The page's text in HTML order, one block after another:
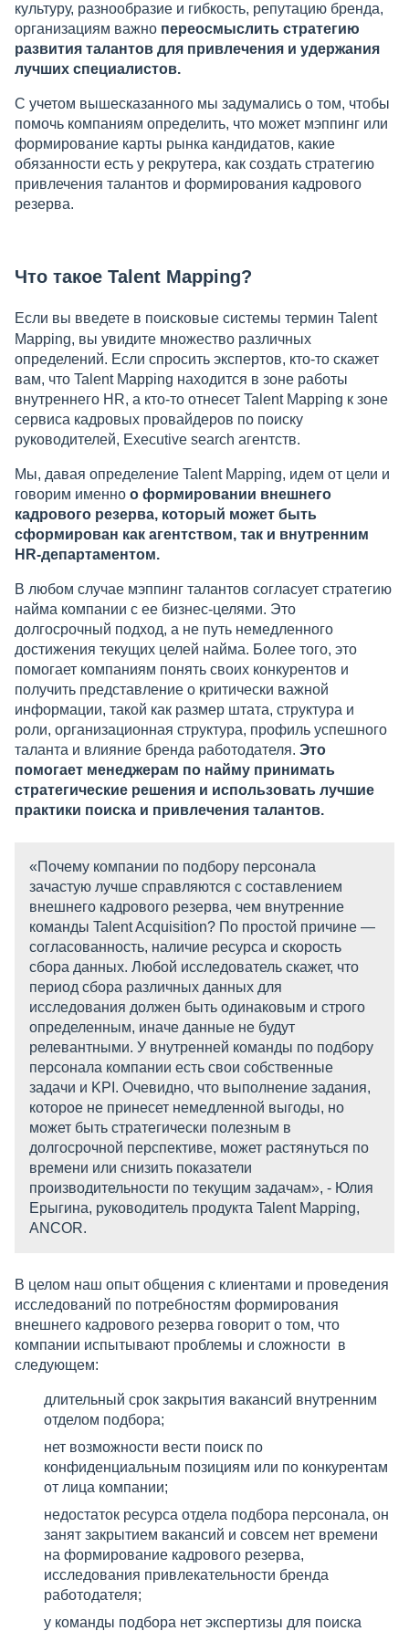
культуру, разнообразие и гибкость, репутацию бренда,
организациям важно переосмыслить стратегию
развития талантов для привлечения и удержания
лучших специалистов.
С учетом вышесказанного мы задумались о том, чтобы
помочь компаниям определить, что может мэппинг или
формирование карты рынка кандидатов, какие
обязанности есть у рекрутера, как создать стратегию
привлечения талантов и формирования кадрового
резерва.
Что такое Talent Mapping?
Если вы введете в поисковые системы термин Talent
Mapping, вы увидите множество различных
определений. Если спросить экспертов, кто-то скажет
вам, что Talent Mapping находится в зоне работы
внутреннего HR, а кто-то отнесет Talent Mapping к зоне
сервиса кадровых провайдеров по поиску
руководителей, Executive search агентств.
Мы, давая определение Talent Mapping, идем от цели и
говорим именно о формировании внешнего
кадрового резерва, который может быть
сформирован как агентством, так и внутренним
HR-департаментом.
В любом случае мэппинг талантов согласует стратегию
найма компании с ее бизнес-целями. Это
долгосрочный подход, а не путь немедленного
достижения текущих целей найма. Более того, это
помогает компаниям понять своих конкурентов и
получить представление о критически важной
информации, такой как размер штата, структура и
роли, организационная структура, профиль успешного
таланта и влияние бренда работодателя. Это
помогает менеджерам по найму принимать
стратегические решения и использовать лучшие
практики поиска и привлечения талантов.
«Почему компании по подбору персонала
зачастую лучше справляются с составлением
внешнего кадрового резерва, чем внутренние
команды Talent Aсquisition? По простой причине —
согласованность, наличие ресурса и скорость
сбора данных. Любой исследователь скажет, что
период сбора различных данных для
исследования должен быть одинаковым и строго
определенным, иначе данные не будут
релевантными. У внутренней команды по подбору
персонала компании есть свои собственные
задачи и KPI. Очевидно, что выполнение задания,
которое не принесет немедленной выгоды, но
может быть стратегически полезным в
долгосрочной перспективе, может растянуться по
времени или снизить показатели
производительности по текущим задачам», - Юлия
Ерыгина, руководитель продукта Talent Mapping,
ANCOR.
В целом наш опыт общения с клиентами и проведения
исследований по потребностям формирования
внешнего кадрового резерва говорит о том, что
компании испытывают проблемы и сложности в
следующем:
длительный срок закрытия вакансий внутренним
отделом подбора;
нет возможности вести поиск по
конфиденциальным позициям или по конкурентам
от лица компании;
недостаток ресурса отдела подбора персонала, он
занят закрытием вакансий и совсем нет времени
на формирование кадрового резерва,
исследования привлекательности бренда
работодателя;
у команды подбора нет экспертизы для поиска